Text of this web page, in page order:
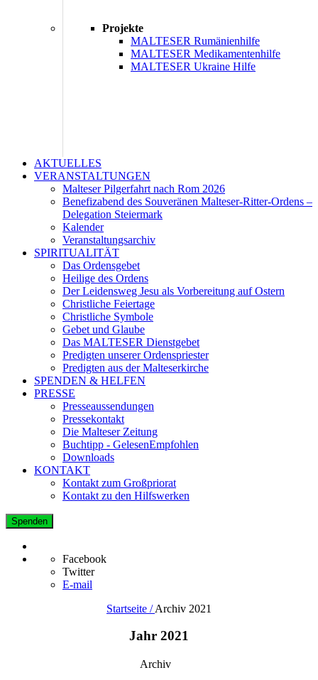
Projekte
MALTESER Rumänienhilfe
MALTESER Medikamentenhilfe
MALTESER Ukraine Hilfe
AKTUELLES
VERANSTALTUNGEN
Malteser Pilgerfahrt nach Rom 2026
Benefizabend des Souveränen Malteser-Ritter-Ordens –
Delegation Steiermark
Kalender
Veranstaltungsarchiv
SPIRITUALITÄT
Das Ordensgebet
Heilige des Ordens
Der Leidensweg Jesu als Vorbereitung auf Ostern
Christliche Feiertage
Christliche Symbole
Gebet und Glaube
Das MALTESER Dienstgebet
Predigten unserer Ordenspriester
Predigten aus der Malteserkirche
SPENDEN & HELFEN
PRESSE
Presseaussendungen
Pressekontakt
Die Malteser Zeitung
Buchtipp - GelesenEmpfohlen
Downloads
KONTAKT
Kontakt zum Großpriorat
Kontakt zu den Hilfswerken
Spenden
Facebook
Twitter
E-mail
Startseite / Archiv 2021
Jahr 2021
Archiv